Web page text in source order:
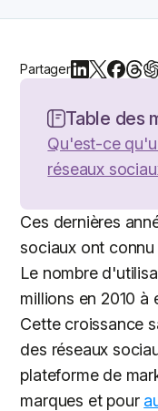
Partager
Table des
Qu'est-ce
réseaux
Ces dernières
sociaux ont
Le nombre
millions en 2010 à
Cette croissance
des réseaux
plateforme de
marques et pour